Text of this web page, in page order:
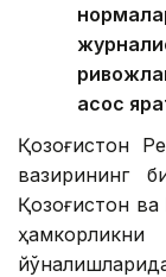
асос
Қозоғистон
вазирининг
Қозоғистон